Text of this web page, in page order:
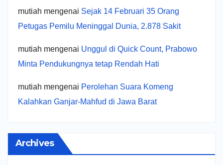
mutiah mengenai Sejak 14 Februari 35 Orang
Petugas Pemilu Meninggal Dunia, 2.878 Sakit
mutiah mengenai Unggul di Quick Count, Prabowo
Minta Pendukungnya tetap Rendah Hati
mutiah mengenai Perolehan Suara Komeng
Kalahkan Ganjar-Mahfud di Jawa Barat
Archives